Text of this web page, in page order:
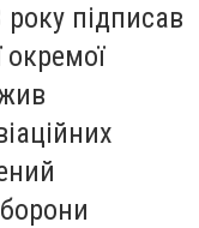
підписав
окремої